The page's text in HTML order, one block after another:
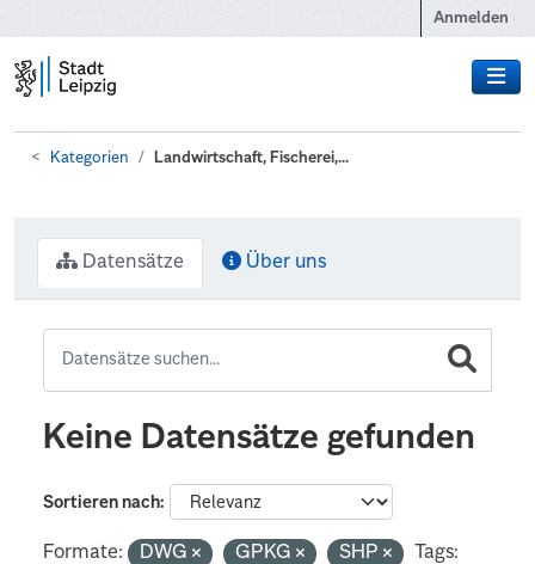
Anmelden
Kategorien Landwirtschaft, Fischerei,...
Datensätze Über uns
Keine Datensätze gefunden
Sortieren nach
Formate: DWG GPKG SHP
Tags: